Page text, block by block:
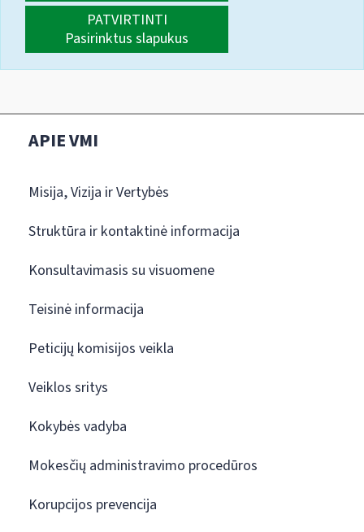
PATVIRTINTI
Pasirinktus slapukus
APIE VMI
Misija, Vizija ir Vertybės
Struktūra ir kontaktinė informacija
Konsultavimasis su visuomene
Teisinė informacija
Peticijų komisijos veikla
Veiklos sritys
Kokybės vadyba
Mokesčių administravimo procedūros
Korupcijos prevencija